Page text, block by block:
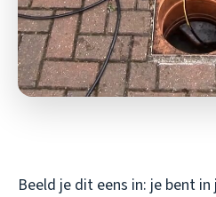
Beeld je dit eens in: je bent